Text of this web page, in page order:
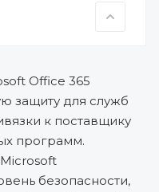
Office 365
защиту для служб
к поставщику
программ.
безопасности,